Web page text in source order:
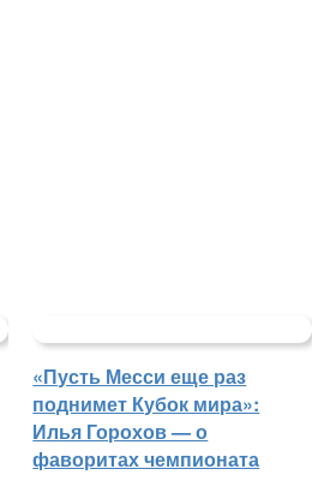
«Пусть Месси еще раз
поднимет Кубок мира»:
Илья Горохов — о
фаворитах чемпионата